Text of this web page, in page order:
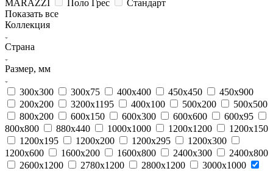
MARAZZI Поло Грес
Стандарт
Показать все
Коллекция
Страна
Размер, мм
300x300 300x75 400x400 450x450
450x900
200х200
3200x1195 400x100 500x200
500x500
800x200
600x150 600x300 600x600
600x95
800x800
880x440 1000x1000 1200x1200
1200x150
1200x195
1200x200 1200x295
1200x300
1200x600
1600x200 1600x800 2400x300
2400x800
2600x1200
2780x1200 2800x1200
3000x1000